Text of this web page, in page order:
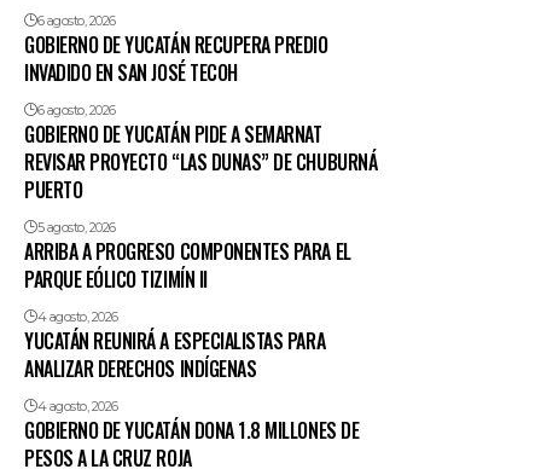
6 agosto, 2026
GOBIERNO DE YUCATÁN RECUPERA PREDIO
INVADIDO EN SAN JOSÉ TECOH
6 agosto, 2026
GOBIERNO DE YUCATÁN PIDE A SEMARNAT
REVISAR PROYECTO “LAS DUNAS” DE CHUBURNÁ
PUERTO
5 agosto, 2026
ARRIBA A PROGRESO COMPONENTES PARA EL
PARQUE EÓLICO TIZIMÍN II
4 agosto, 2026
YUCATÁN REUNIRÁ A ESPECIALISTAS PARA
ANALIZAR DERECHOS INDÍGENAS
4 agosto, 2026
GOBIERNO DE YUCATÁN DONA 1.8 MILLONES DE
PESOS A LA CRUZ ROJA